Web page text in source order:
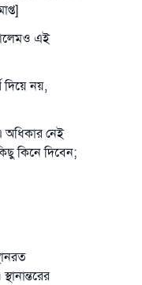
এই
দিয়ে নয়,
অধিকার নেই
কিনে দিবেন;